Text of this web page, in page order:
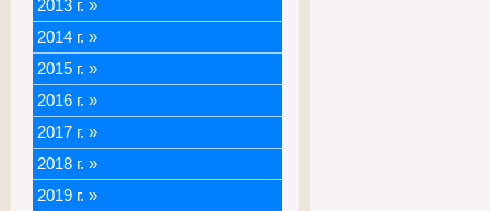
2013 г. »
2014 г. »
2015 г. »
2016 г. »
2017 г. »
2018 г. »
2019 г. »